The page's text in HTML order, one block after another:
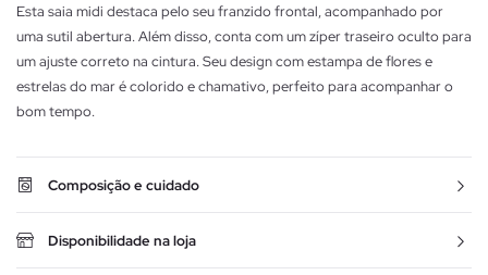
Esta saia midi destaca pelo seu franzido frontal, acompanhado por
uma sutil abertura. Além disso, conta com um zíper traseiro oculto para
um ajuste correto na cintura. Seu design com estampa de flores e
estrelas do mar é colorido e chamativo, perfeito para acompanhar o
bom tempo.
Composição e cuidado
Disponibilidade na loja